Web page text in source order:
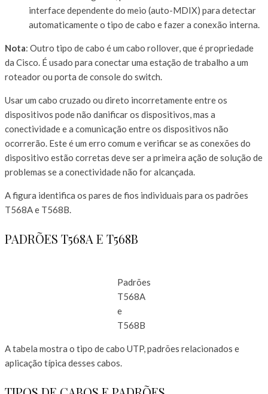
interface dependente do meio (auto-MDIX) para detectar
automaticamente o tipo de cabo e fazer a conexão interna.
Nota: Outro tipo de cabo é um cabo rollover, que é propriedade
da Cisco. É usado para conectar uma estação de trabalho a um
roteador ou porta de console do switch.
Usar um cabo cruzado ou direto incorretamente entre os
dispositivos pode não danificar os dispositivos, mas a
conectividade e a comunicação entre os dispositivos não
ocorrerão. Este é um erro comum e verificar se as conexões do
dispositivo estão corretas deve ser a primeira ação de solução de
problemas se a conectividade não for alcançada.
A figura identifica os pares de fios individuais para os padrões
T568A e T568B.
PADRÕES T568A E T568B
Padrões
T568A
e
T568B
A tabela mostra o tipo de cabo UTP, padrões relacionados e
aplicação típica desses cabos.